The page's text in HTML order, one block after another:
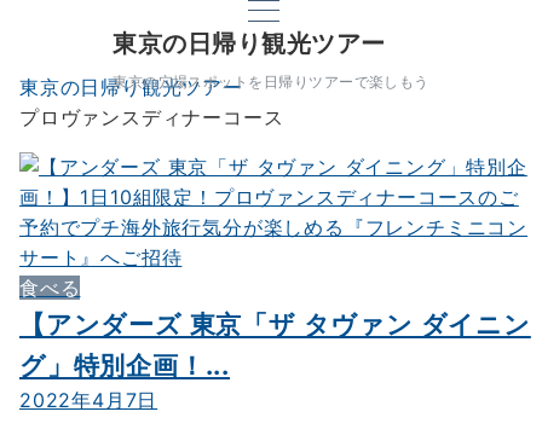
東京の日帰り観光ツアー
東京の穴場スポットを日帰りツアーで楽しもう
東京の日帰り観光ツアー
プロヴァンスディナーコース
食べる
【アンダーズ 東京「ザ タヴァン ダイニン
グ」特別企画！...
2022年4月7日